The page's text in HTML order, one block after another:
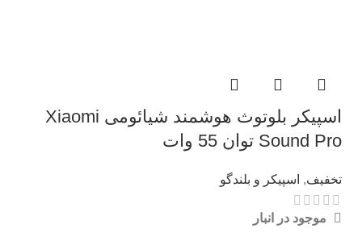
اسپیکر بلوتوث هوشمند شیائومی Xiaomi
Sound Pro توان 55 وات
تخفیف, اسپیکر و بلندگو
موجود در انبار